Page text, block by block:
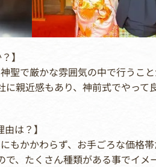
】
聖で厳かな雰囲気の中で行うこ
に親近感もあり、神前式でやって
は？】
もかかわらず、お手ごろな価格
、たくさん種類がある事でイメ